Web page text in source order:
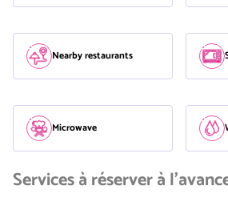
Nearby restaurants
Microwave
Services à réserver à